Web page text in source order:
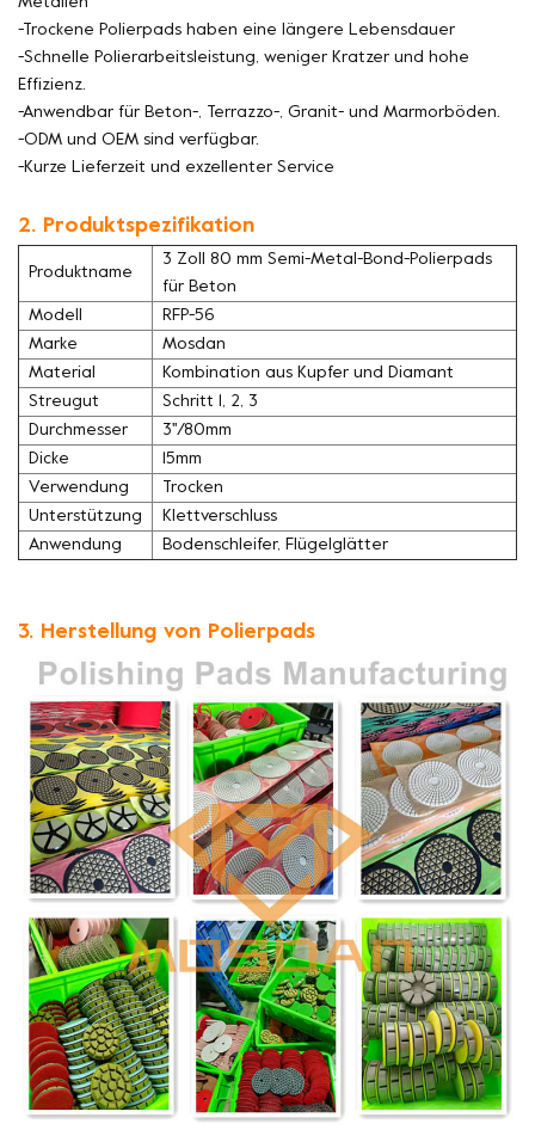
Metallen
-Trockene Polierpads haben eine längere Lebensdauer
-Schnelle Polierarbeitsleistung, weniger Kratzer und hohe
Effizienz.
-Anwendbar für Beton-, Terrazzo-, Granit- und Marmorböden.
-ODM und OEM sind verfügbar.
-Kurze Lieferzeit und exzellenter Service
2. Produktspezifikation
Produktname
3 Zoll 80 mm Semi-Metal-Bond-Polierpads
für Beton
Modell
RFP-56
Marke
Mosdan
Material
Kombination aus Kupfer und Diamant
Streugut
Schritt 1, 2, 3
Durchmesser
3''/80mm
Dicke
15mm
Verwendung
Trocken
Unterstützung
Klettverschluss
Anwendung
Bodenschleifer, Flügelglätter
3. Herstellung von Polierpads